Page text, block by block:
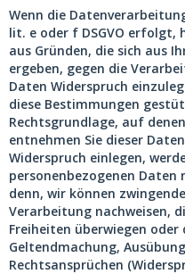
Wenn die
lit. e oder f DSGVO erfolgt,
aus Gründen, die sich aus
ergeben, gegen die
Daten Widerspruch
diese Bestimmungen
Rechtsgrundlage, auf
entnehmen Sie dieser
Widerspruch einlegen,
personenbezogenen Daten
denn, wir können
Verarbeitung nachweisen,
Freiheiten überwiegen
Geltendmachung,
Rechtsansprüchen